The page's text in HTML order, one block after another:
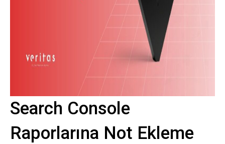
Search Console
Raporlarına Not Ekleme